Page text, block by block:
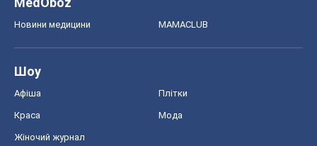
Новини медицини MAMACLUB
Шоу
Афіша Плітки
Краса Мода
Жіночий журнал